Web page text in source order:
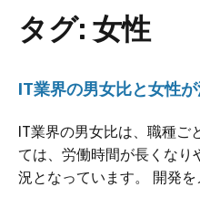
タグ: 女性
IT業界の男女比と女性
IT業界の男女比は、職種ご
ては、労働時間が長くなり
況となっています。 開発